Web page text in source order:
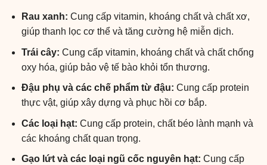
Rau xanh: Cung cấp vitamin, khoáng chất và chất xơ,
giúp thanh lọc cơ thể và tăng cường hệ miễn dịch.
Trái cây: Cung cấp vitamin, khoáng chất và chất chống
oxy hóa, giúp bảo vệ tế bào khỏi tổn thương.
Đậu phụ và các chế phẩm từ đậu: Cung cấp protein
thực vật, giúp xây dựng và phục hồi cơ bắp.
Các loại hạt: Cung cấp protein, chất béo lành mạnh và
các khoáng chất quan trọng.
Gạo lứt và các loại ngũ cốc nguyên hạt: Cung cấp